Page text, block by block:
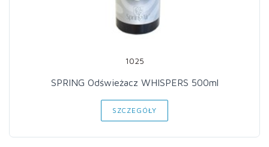
1025
SPRING Odświeżacz WHISPERS 500ml
SZCZEGÓŁY